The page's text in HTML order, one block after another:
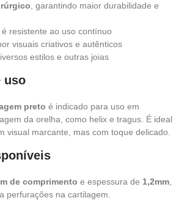
, garantindo maior durabilidade e
resistente ao uso contínuo
visuais criativos e autênticos
estilos e outras joias
uso
preto é indicado para uso em
da orelha, como helix e tragus. É ideal
visual marcante, mas com toque delicado.
de comprimento e espessura de 1,2mm
perfurações na cartilagem.